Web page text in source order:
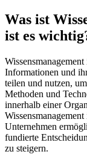
Was ist
ist es
Informationen und
teilen und nutzen,
Methoden und
innerhalb einer
Unternehmen
fundierte
zu steigern.